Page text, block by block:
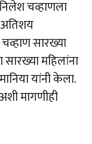
चव्हाणला
सारख्या
महिलांना
यांनी केला.
मागणीही